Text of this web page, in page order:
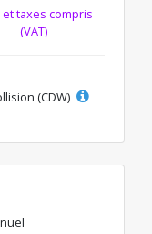
et taxes compris
(VAT)
(CDW)